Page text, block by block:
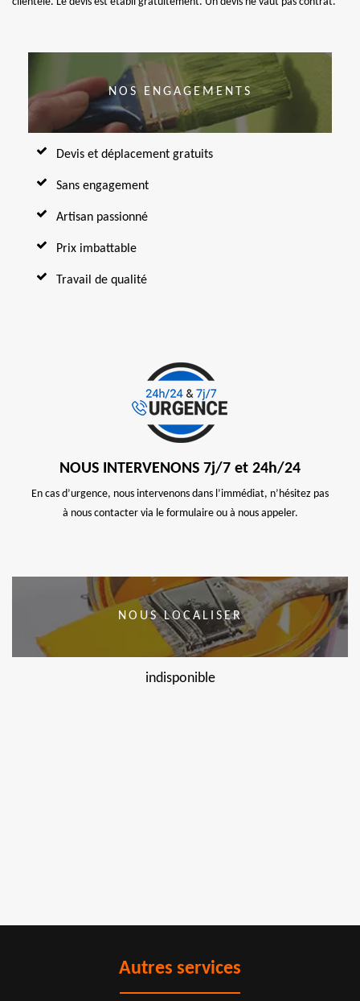
NOS ENGAGEMENTS
Devis et déplacement gratuits
Sans engagement
Artisan passionné
Prix imbattable
Travail de qualité
NOUS INTERVENONS 7j/7 et 24h/24
En cas d’urgence, nous intervenons dans l’immédiat, n’hésitez pas
à nous contacter via le formulaire ou à nous appeler.
NOUS LOCALISER
indisponible
Autres services